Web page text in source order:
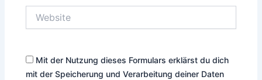
Mit der Nutzung dieses Formulars erklärst du dich
mit der Speicherung und Verarbeitung deiner Daten